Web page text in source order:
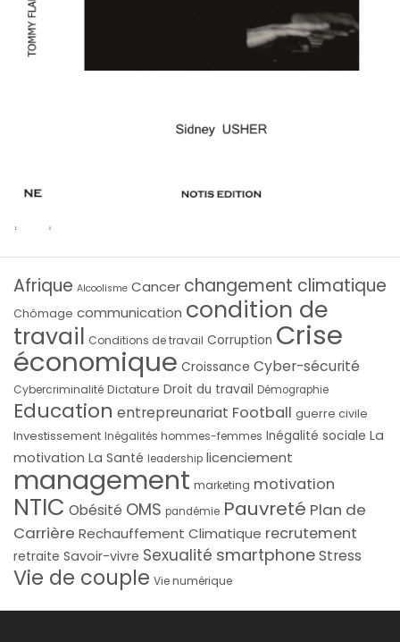
Afrique Alcoolisme Cancer changement climatique
Chômage communication condition de
travail Conditions de travail Corruption Crise
économique Croissance Cyber-sécurité
Cybercriminalité Dictature Droit du travail Démographie
Education entrepreunariat Football guerre civile
Investissement Inégalités hommes-femmes Inégalité sociale La
motivation La Santé leadership licenciement
management marketing motivation
NTIC Obésité OMS pandémie Pauvreté Plan de
Carrière Rechauffement Climatique recrutement
retraite Savoir-vivre Sexualité smartphoneStress
Vie de couple Vie numérique